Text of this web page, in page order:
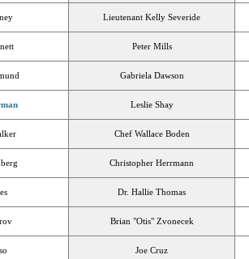
Lieutenant Kelly Severide
Peter Mills
Gabriela Dawson
Leslie Shay
Chef Wallace Boden
Christopher Herrmann
Dr. Hallie Thomas
Brian "Otis" Zvonecek
Joe Cruz